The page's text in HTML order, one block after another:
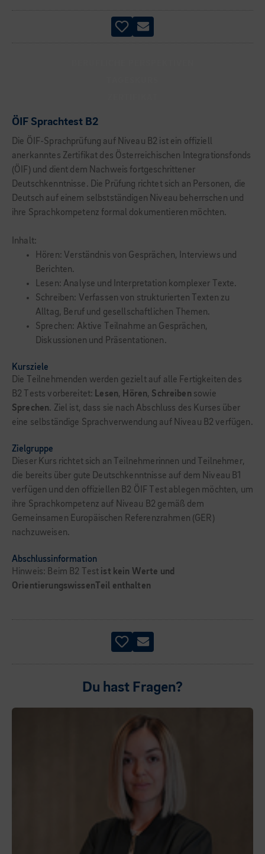
ÖIF Sprachtest B2
Die ÖIF-Sprachprüfung auf Niveau B2 ist ein offiziell
anerkanntes Zertifikat des Österreichischen Integrationsfonds
(ÖIF) und dient dem Nachweis fortgeschrittener
Deutschkenntnisse. Die Prüfung richtet sich an Personen, die
Deutsch auf einem selbstständigen Niveau beherrschen und
ihre Sprachkompetenz formal dokumentieren möchten.
Inhalt:
Hören: Verständnis von Gesprächen, Interviews und
Berichten.
Lesen: Analyse und Interpretation komplexer Texte.
Schreiben: Verfassen von strukturierten Texten zu
Alltag, Beruf und gesellschaftlichen Themen.
Sprechen: Aktive Teilnahme an Gesprächen,
Diskussionen und Präsentationen.
Kursziele
Die Teilnehmenden werden gezielt auf alle Fertigkeiten des
B2 Tests vorbereitet: Lesen, Hören, Schreiben sowie
Sprechen. Ziel ist, dass sie nach Abschluss des Kurses über
eine selbständige Sprachverwendung auf Niveau B2 verfügen.
Zielgruppe
Dieser Kurs richtet sich an Teilnehmerinnen und Teilnehmer,
die bereits über gute Deutschkenntnisse auf dem Niveau B1
verfügen und den offiziellen B2 ÖIF Test ablegen möchten, um
ihre Sprachkompetenz auf Niveau B2 gemäß dem
Gemeinsamen Europäischen Referenzrahmen (GER)
nachzuweisen.
Abschlussinformation
Hinweis: Beim B2 Test ist kein Werte und
OrientierungswissenTeil enthalten
Du hast Fragen?